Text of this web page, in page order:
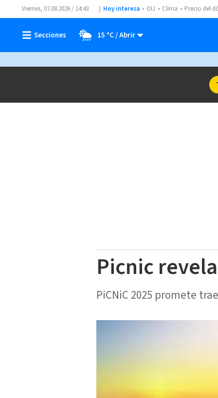
Viernes, 07.08.2026 / 14:43 Hoy interesa OIJ Clima Precio del
15 ºC
Picnic
PiCNiC 2025 promete